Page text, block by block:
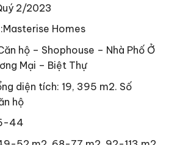
2/2023
:Masterise Homes
hộ – Shophouse – Nhà Phố Ở
Mại – Biệt Thự
diện tích: 19, 395 m2. Số
hộ
44